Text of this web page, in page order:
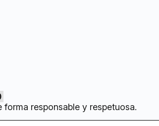
responsable y respetuosa.